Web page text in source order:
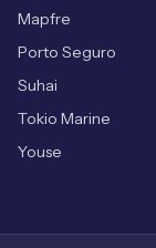
Mapfre
Porto Seguro
Suhai
Tokio Marine
Youse